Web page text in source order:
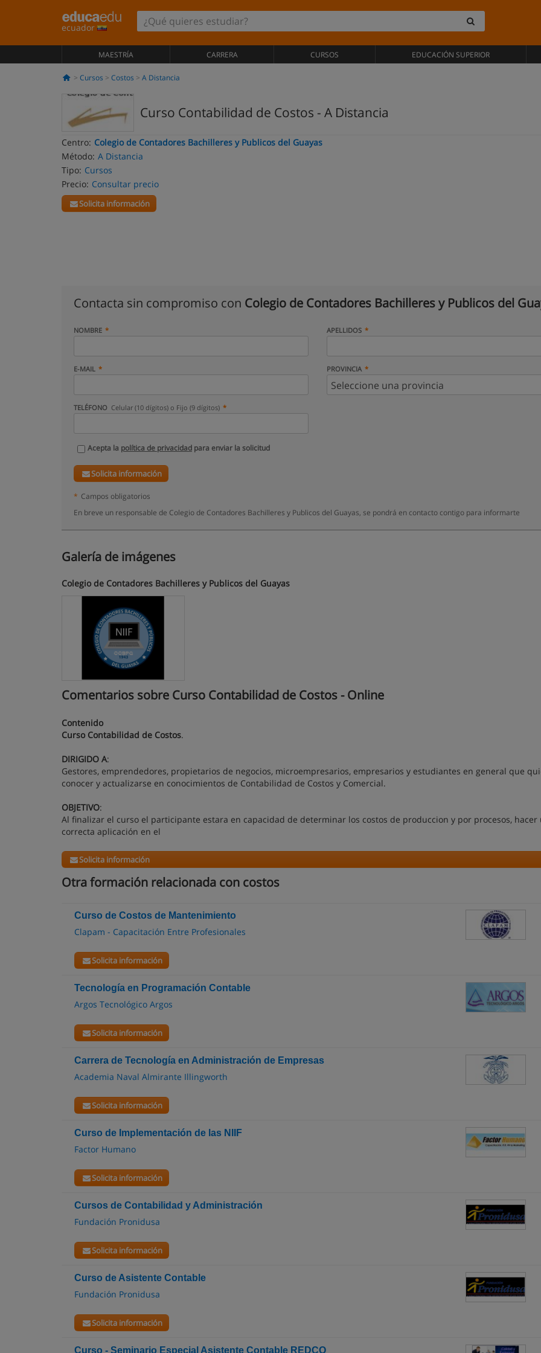
ecuador
MAESTRÍA CARRERA CURSOS EDUCACIÓN SUPERIOR
Cursos Costos A Distancia
Curso Contabilidad de Costos - A Distancia
Centro: Colegio de Contadores Bachilleres y Publicos del Guayas
Método: A Distancia
Tipo: Cursos
Precio: Consultar precio
Solicita información
Contacta sin compromiso con Colegio de Contadores Bachilleres y Publicos del
NOMBRE APELLIDOS
E-MAIL PROVINCIA
TELÉFONO Celular (10 dígitos) o Fijo (9 dígitos)
Acepta la política de privacidad para enviar la solicitud
Solicita información
* Campos obligatorios
En breve un responsable de Colegio de Contadores Bachilleres y Publicos del Guayas, se pondrá en contacto contigo para informarte
Galería de imágenes
Colegio de Contadores Bachilleres y Publicos del Guayas
Comentarios sobre Curso Contabilidad de Costos - Online
Contenido
Curso Contabilidad de Costos.
DIRIGIDO A:
Gestores, emprendedores, propietarios de negocios, microempresarios, empresarios y estudiantes en general que
conocer y actualizarse en conocimientos de Contabilidad de Costos y Comercial.
OBJETIVO:
Al finalizar el curso el participante estara en capacidad de determinar los costos de produccion y por procesos, hacer
correcta aplicación en el
Solicita información
Otra formación relacionada con costos
Curso de Costos de Mantenimiento
Clapam - Capacitación Entre Profesionales
Solicita información
Tecnología en Programación Contable
Argos Tecnológico Argos
Solicita información
Carrera de Tecnología en Administración de Empresas
Academia Naval Almirante Illingworth
Solicita información
Curso de Implementación de las NIIF
Factor Humano
Solicita información
Cursos de Contabilidad y Administración
Fundación Pronidusa
Solicita información
Curso de Asistente Contable
Fundación Pronidusa
Solicita información
Curso - Seminario Especial Asistente Contable REDCO